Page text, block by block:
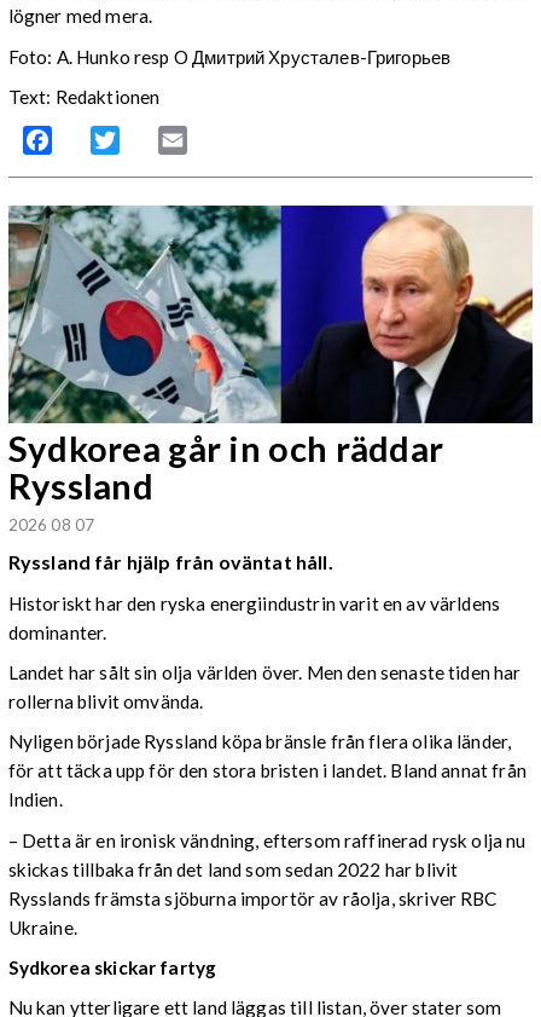
lögner med mera.
Foto: A. Hunko resp O Дмитрий Хрусталев-Григорьев
Text: Redaktionen
Facebook Twitter
Sydkorea går in och räddar
Ryssland
2026 08 07
Ryssland får hjälp från oväntat håll.
Historiskt har den ryska energiindustrin varit en av världens
dominanter.
Landet har sålt sin olja världen över. Men den senaste tiden har
rollerna blivit omvända.
Nyligen började Ryssland köpa bränsle från flera olika länder,
för att täcka upp för den stora bristen i landet. Bland annat från
Indien.
– Detta är en ironisk vändning, eftersom raffinerad rysk olja nu
skickas tillbaka från det land som sedan 2022 har blivit
Rysslands främsta sjöburna importör av råolja, skriver RBC
Ukraine.
Sydkorea skickar fartyg
Nu kan ytterligare ett land läggas till listan, över stater som